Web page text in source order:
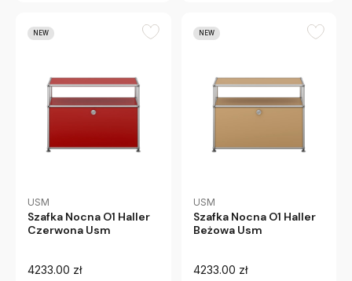
NEW
USM
Szafka Nocna O1 Haller
Czerwona Usm
4233.00 zł
NEW
USM
Szafka Nocna O1 Haller
Beżowa Usm
4233.00 zł